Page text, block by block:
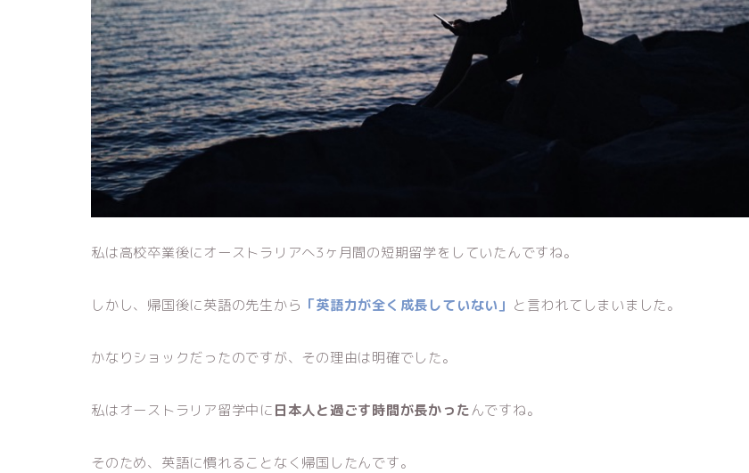
私は高校卒業後にオーストラリアへ3ヶ月間の短期留学をしていたんですね。
しかし、帰国後に英語の先生から 「英語力が全く成長していない」 と言われてしまいました。
かなりショックだったのですが、その理由は明確でした。
私はオーストラリア留学中に日本人と過ごす時間が長かったんですね。
そのため、英語に慣れることなく帰国したんです。